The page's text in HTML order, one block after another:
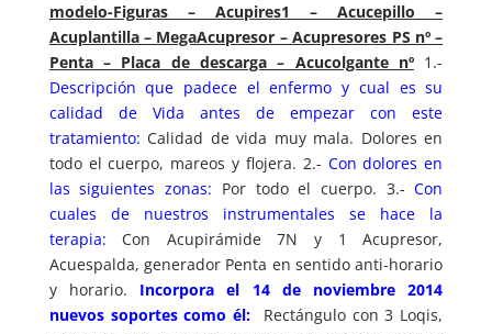
modelo-Figuras – Acupires1 – Acucepillo –
Acuplantilla – MegaAcupresor – Acupresores PS nº –
Penta – Placa de descarga – Acucolgante nº 1.-
Descripción que padece el enfermo y cual es su
calidad de Vida antes de empezar con este
tratamiento: Calidad de vida muy mala. Dolores en
todo el cuerpo, mareos y flojera. 2.- Con dolores en
las siguientes zonas: Por todo el cuerpo. 3.-Con
cuales de nuestros instrumentales se hace la
terapia: Con Acupirámide 7N y 1 Acupresor,
Acuespalda, generador Penta en sentido anti-horario
y horario. Incorpora el 14 de noviembre 2014
nuevos soportes como él:
Rectángulo con 3 Loqis,